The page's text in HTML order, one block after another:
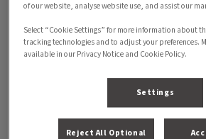
Formulário de Referenciação
of our website, analyse website use, and assist our
Select “Cookie Settings” for more information about
tracking technologies and to adjust your preferences.
available in our Privacy Notice and Cookie Policy.
Settings
Reject All Optional